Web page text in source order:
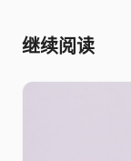
继续阅读